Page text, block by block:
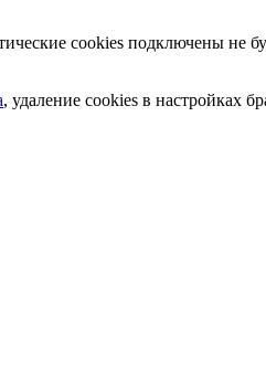
cookies подключены не
, удаление cookies в настройках